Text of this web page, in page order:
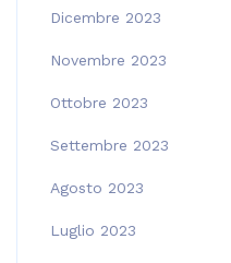
Dicembre 2023
Novembre 2023
Ottobre 2023
Settembre 2023
Agosto 2023
Luglio 2023